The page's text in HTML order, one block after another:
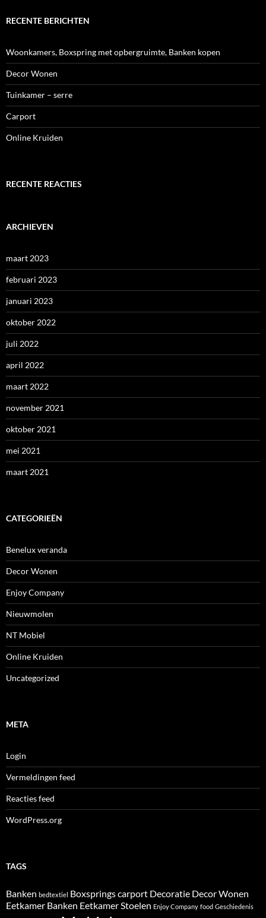
RECENTE BERICHTEN
Woonkamers, Boxspring met opbergruimte, Banken kopen
Decor Wonen
Tuinkamer – serre
Carport
Online Kruiden
RECENTE REACTIES
ARCHIEVEN
maart 2023
februari 2023
januari 2023
oktober 2022
juli 2022
april 2022
maart 2022
november 2021
oktober 2021
mei 2021
maart 2021
CATEGORIEËN
Benelux veranda
Decor Wonen
Enjoy Company
Nieuwmolen
NT Mobiel
Online Kruiden
Uncategorized
META
Login
Vermeldingen feed
Reacties feed
WordPress.org
TAGS
Banken bedtextiel Boxspringscarport Decoratie Decor Wonen
Eetkamer Banken Eetkamer Stoelen Enjoy Company food Geschiedenis